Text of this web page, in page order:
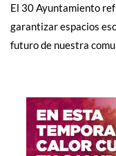
El 30 Ayuntamiento
garantizar espacios
futuro de nuestra